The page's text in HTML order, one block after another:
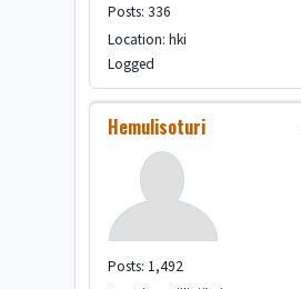
Posts: 336
Location: hki
Logged
Hemulisoturi
Posts: 1,492